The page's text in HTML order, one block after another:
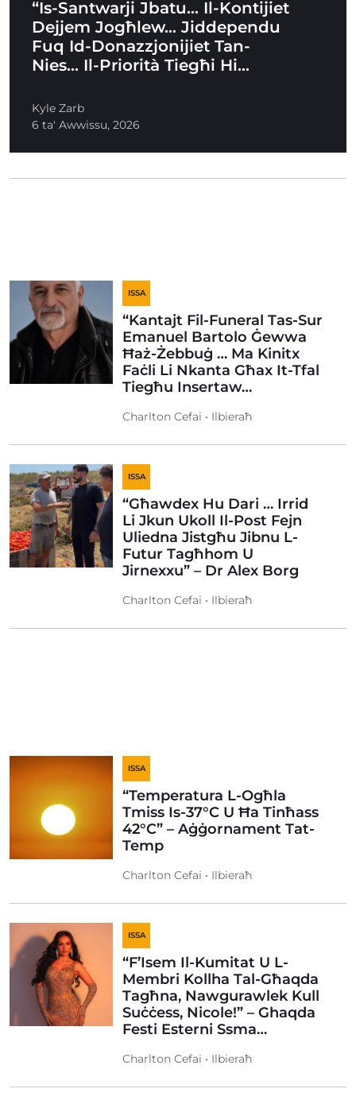
“Is-Santwarji Jbatu… Il-Kontijiet
Dejjem Jogħlew… Jiddependu
Fuq Id-Donazzjonijiet Tan-
Nies… Il-Priorità Tiegħi Hi…
Kyle Zarb
6 ta' Awwissu, 2026
ISSA
“Kantajt Fil-Funeral Tas-Sur
Emanuel Bartolo Ġewwa
Ħaż-Żebbuġ … Ma Kinitx
Faċli Li Nkanta Għax It-Tfal
Tiegħu Insertaw…
Charlton Cefai • Ilbieraħ
ISSA
“Għawdex Hu Dari … Irrid
Li Jkun Ukoll Il-Post Fejn
Uliedna Jistgħu Jibnu L-
Futur Tagħhom U
Jirnexxu” – Dr Alex Borg
Charlton Cefai • Ilbieraħ
ISSA
“Temperatura L-Ogħla
Tmiss Is-37°C U Ħa Tinħass
42°C” – Aġġornament Tat-
Temp
Charlton Cefai • Ilbieraħ
ISSA
“F’Isem Il-Kumitat U L-
Membri Kollha Tal-Għaqda
Tagħna, Nawgurawlek Kull
Suċċess, Nicole!” – Ghaqda
Festi Esterni Ssma…
Charlton Cefai • Ilbieraħ